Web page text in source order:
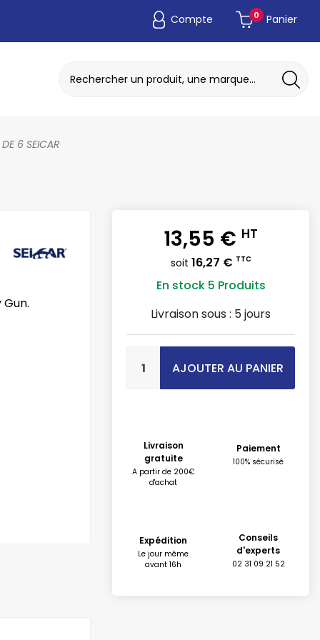
Compte 0 Panier
6 SEICAR
13,55 € HT
soit 16,27 € TTC
En stock 5 Produits
Livraison sous : 5 jours
AJOUTER AU PANIER
Livraison
gratuite
A partir de 200€
d'achat
Paiement
100% sécurisé
Expédition
Le jour même
avant 16h
Conseils
d'experts
02 31 09 21 52